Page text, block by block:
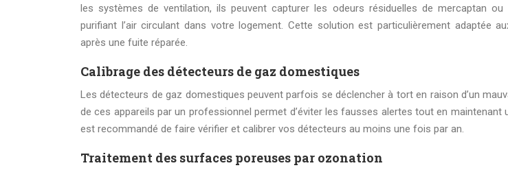
les systèmes de ventilation, ils peuvent capturer les odeurs résiduelles de mercaptan ou
purifiant l’air circulant dans votre logement. Cette solution est particulièrement adaptée
après une fuite réparée.
Calibrage des détecteurs de gaz domestiques
Les détecteurs de gaz domestiques peuvent parfois se déclencher à tort en raison d’un
de ces appareils par un professionnel permet d’éviter les fausses alertes tout en maintenant
est recommandé de faire vérifier et calibrer vos détecteurs au moins une fois par an.
Traitement des surfaces poreuses par ozonation